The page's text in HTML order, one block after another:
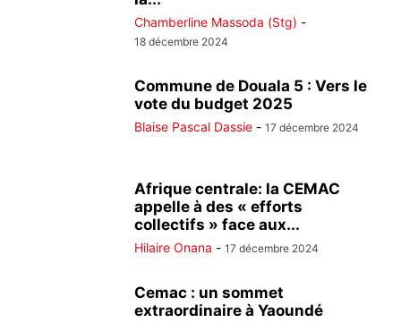
Chamberline Massoda (Stg) -
18 décembre 2024
Commune de Douala 5 : Vers le
vote du budget 2025
Blaise Pascal Dassie - 17 décembre 2024
Afrique centrale: la CEMAC
appelle à des « efforts
collectifs » face aux...
Hilaire Onana - 17 décembre 2024
Cemac : un sommet
extraordinaire à Yaoundé